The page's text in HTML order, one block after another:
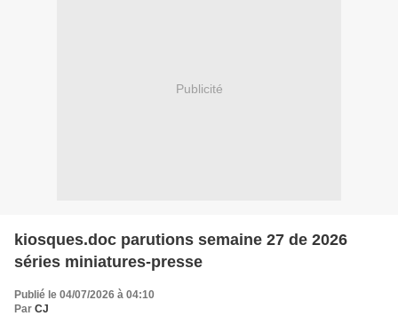
Publicité
kiosques.doc parutions semaine 27 de 2026
séries miniatures-presse
Publié le 04/07/2026 à 04:10
Par CJ